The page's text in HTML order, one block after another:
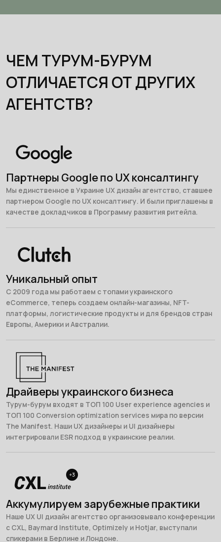
ЧЕМ ТУРУМ-БУРУМ
ОТЛИЧАЕТСЯ ОТ ДРУГИХ
АГЕНТСТВ?
Партнеры Google по UX консалтингу
Мы единственное в Украине UX дизайн агентство, ставшее
партнером Google по UX консалтингу. И были приглашены в
качестве докладчиков в Программу развития ритейла.
Уникальный опыт
С 2009 года мы работаем с топами украинского
eCommerce, теперь создаем онлайн-магазины, NFT-
платформы, логистические продукты и для брендов стран
Европы, Америки и Австралии.
Драйверы украинского бизнеса
Турум-бурум входят в ТОП 100 User experience agencies и
ТОП 100 Conversion optimization services мира по версии
The Manifest. Наши UX дизайнеры и UI дизайнеры
интегрировали ESR подход в украинские реалии.
Аккумулируем зарубежные практики
Наше UX UI дизайн агентство организовывало конференции
с CXL, Baymard Institute, Optimizely и Hotjar, выступали
спикерами в Берлине и Лондоне.